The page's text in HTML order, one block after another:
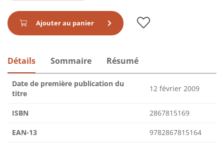
Ajouter au panier
Détails Sommaire Résumé
Date de première publication du
titre
12 février 2009
ISBN 2867815169
EAN-13 9782867815164